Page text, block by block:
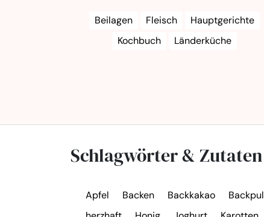
Beilagen Fleisch
Hauptgerichte
Kochbuch
Länderküche
Schlagwörter & Zutaten
Apfel Backen Backkakao